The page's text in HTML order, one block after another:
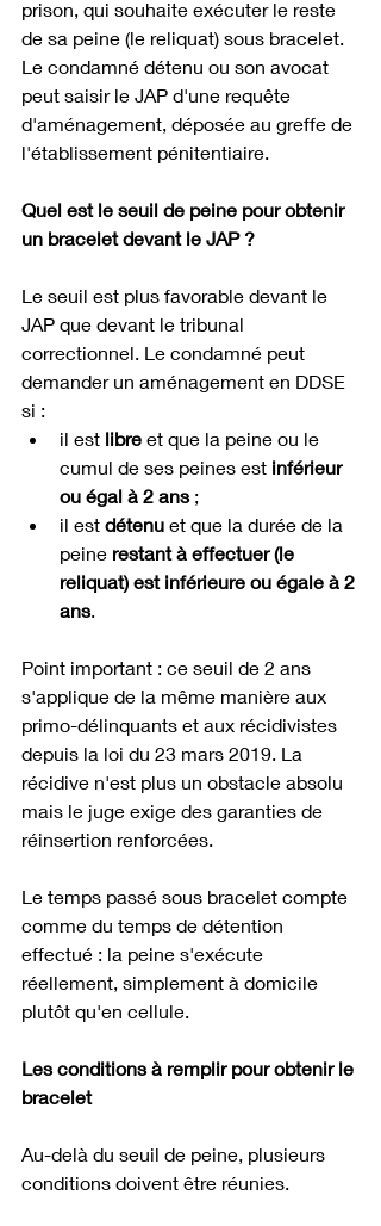
prison, qui souhaite exécuter le reste
de sa peine (le reliquat) sous bracelet.
Le condamné détenu ou son avocat
peut saisir le JAP d'une requête
d'aménagement, déposée au greffe de
l'établissement pénitentiaire.
Quel est le seuil de peine pour obtenir
un bracelet devant le JAP ?
Le seuil est plus favorable devant le
JAP que devant le tribunal
correctionnel. Le condamné peut
demander un aménagement en DDSE
si :
il est libre et que la peine ou le
cumul de ses peines est inférieur
ou égal à 2 ans ;
il est détenu et que la durée de la
peine restant à effectuer (le
reliquat) est inférieure ou égale à 2
ans.
Point important : ce seuil de 2 ans
s'applique de la même manière aux
primo-délinquants et aux récidivistes
depuis la loi du 23 mars 2019. La
récidive n'est plus un obstacle absolu
mais le juge exige des garanties de
réinsertion renforcées.
Le temps passé sous bracelet compte
comme du temps de détention
effectué : la peine s'exécute
réellement, simplement à domicile
plutôt qu'en cellule.
Les conditions à remplir pour obtenir le
bracelet
Au-delà du seuil de peine, plusieurs
conditions doivent être réunies.